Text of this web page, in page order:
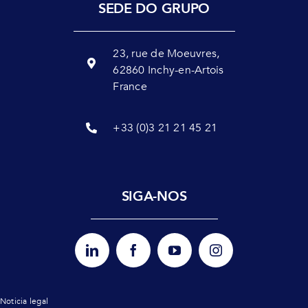
SEDE DO GRUPO
23, rue de Moeuvres,
62860 Inchy-en-Artois
France
+33 (0)3 21 21 45 21
SIGA-NOS
Noticia legal